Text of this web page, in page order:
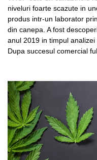
niveluri foarte scazute in
produs intr-un laborator
din canepa. A fost
anul 2019 in timpul
Dupa succesul comercial